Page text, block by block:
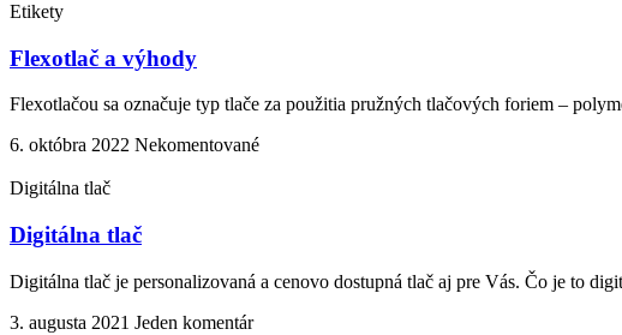
Etikety
Flexotlač a výhody
Flexotlačou sa označuje typ tlače za použitia pružných tlačových foriem –
6. októbra 2022 Nekomentované
Digitálna tlač
Digitálna tlač
Digitálna tlač je personalizovaná a cenovo dostupná tlač aj pre Vás. Čo je to
3. augusta 2021 Jeden komentár